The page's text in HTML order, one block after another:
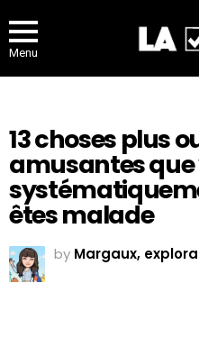
Menu
13 choses plus
amusantes
êtes malade
by Margaux,